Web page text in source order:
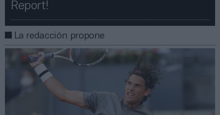
Report!​​
La redacción propone